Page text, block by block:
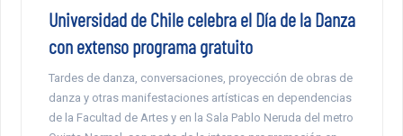
Universidad de Chile celebra el Día de la Danza
con extenso programa gratuito
Tardes de danza, conversaciones, proyección de obras de
danza y otras manifestaciones artísticas en dependencias
de la Facultad de Artes y en la Sala Pablo Neruda del metro